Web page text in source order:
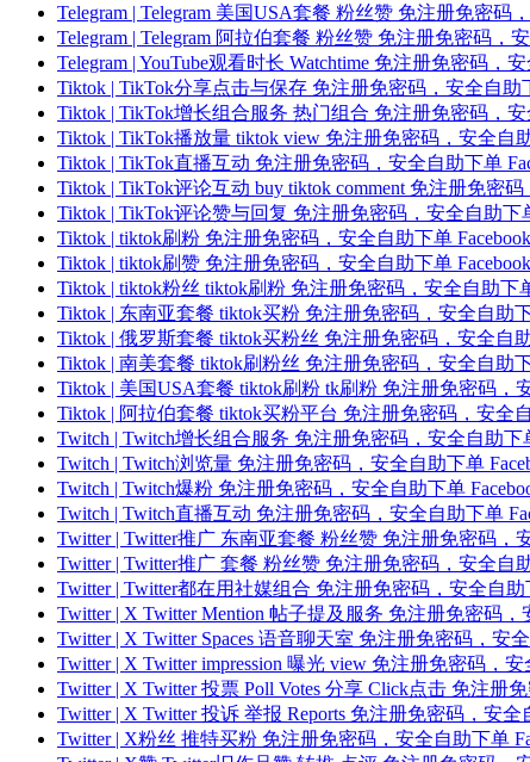
Telegram | Telegram 美国USA套餐 粉丝赞 免注册免密
Telegram | Telegram 阿拉伯套餐 粉丝赞 免注册免密码
Telegram | YouTube观看时长 Watchtime 免注册免密码
Tiktok | TikTok分享点击与保存 免注册免密码，安全自
Tiktok | TikTok增长组合服务 热门组合 免注册免密码，
Tiktok | TikTok播放量 tiktok view 免注册免密码，安全自
Tiktok | TikTok直播互动 免注册免密码，安全自助下单
Tiktok | TikTok评论互动 buy tiktok comment 免注册免密
Tiktok | TikTok评论赞与回复 免注册免密码，安全自助
Tiktok | tiktok刷粉 免注册免密码，安全自助下单
Tiktok | tiktok刷赞 免注册免密码，安全自助下单
Tiktok | tiktok粉丝 tiktok刷粉 免注册免密码，安全自助下
Tiktok | 东南亚套餐 tiktok买粉 免注册免密码，安全自助
Tiktok | 俄罗斯套餐 tiktok买粉丝 免注册免密码，安全自
Tiktok | 南美套餐 tiktok刷粉丝 免注册免密码，安全自助
Tiktok | 美国USA套餐 tiktok刷粉 tk刷粉 免注册免密码，
Tiktok | 阿拉伯套餐 tiktok买粉平台 免注册免密码，安全
Twitch | Twitch增长组合服务 免注册免密码，安全自助
Twitch | Twitch浏览量 免注册免密码，安全自助下单
Twitch | Twitch爆粉 免注册免密码，安全自助下单
Twitch | Twitch直播互动 免注册免密码，安全自助下单
Twitter | Twitter推广 东南亚套餐 粉丝赞 免注册免密码，
Twitter | Twitter推广 套餐 粉丝赞 免注册免密码，安全自
Twitter | Twitter都在用社媒组合 免注册免密码，安全自
Twitter | X Twitter Mention 帖子提及服务 免注册免密码
Twitter | X Twitter Spaces 语音聊天室 免注册免密码，安
Twitter | X Twitter impression 曝光 view 免注册免密码，
Twitter | X Twitter 投票 Poll Votes 分享 Click点击 免注册
Twitter | X Twitter 投诉 举报 Reports 免注册免密码，安
Twitter | X粉丝 推特买粉 免注册免密码，安全自助下单